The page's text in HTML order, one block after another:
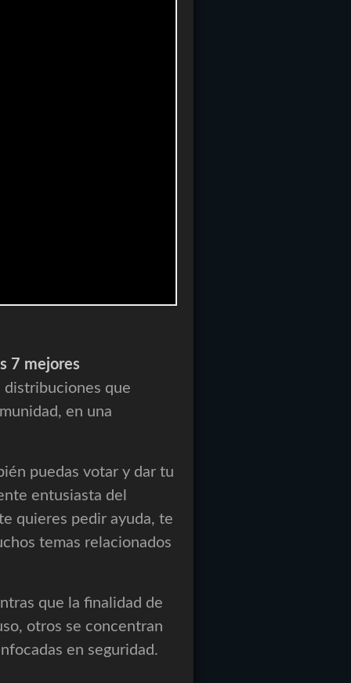
7 mejores
distribuciones que
en una
puedas votar y dar tu
entusiasta del
quieres pedir ayuda, te
temas relacionados
que la finalidad de
otros se concentran
en seguridad.